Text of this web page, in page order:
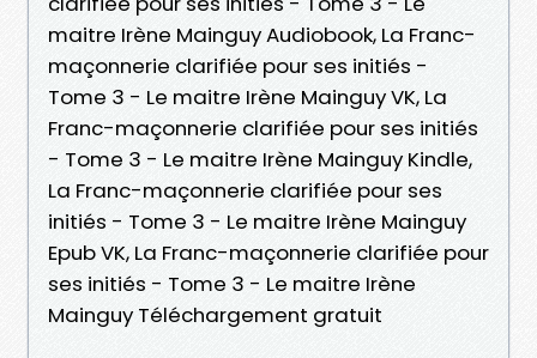
maitre Irène Mainguy Audiobook, La Franc-
maçonnerie clarifiée pour ses initiés -
Tome 3 - Le maitre Irène Mainguy VK, La
Franc-maçonnerie clarifiée pour ses initiés
- Tome 3 - Le maitre Irène Mainguy Kindle,
La Franc-maçonnerie clarifiée pour ses
initiés - Tome 3 - Le maitre Irène Mainguy
Epub VK, La Franc-maçonnerie clarifiée pour
ses initiés - Tome 3 - Le maitre Irène
Mainguy Téléchargement gratuit